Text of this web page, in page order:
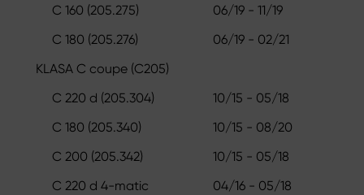
C 160 (205.275)
06/19 - 11/19
C 180 (205.276)
06/19 - 02/21
KLASA C coupe (C205)
C 220 d (205.304)
10/15 - 05/18
C 180 (205.340)
10/15 - 08/20
C 200 (205.342)
10/15 - 05/18
C 220 d 4-matic
04/16 - 05/18